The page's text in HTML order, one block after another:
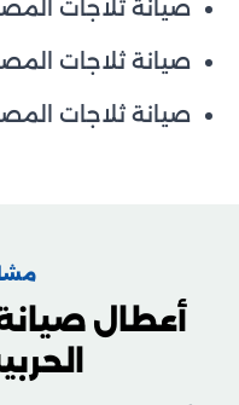
صيانة ثلاجات
صيانة ثلاجات
صيانة ثلاجات
أعطال